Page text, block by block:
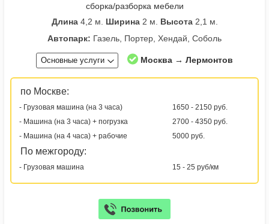
сборка/разборка мебели
Длина4,2 м. Ширина2 м. Высота2,1 м.
Автопарк: Газель, Портер, Хендай, Соболь
Основные услуги Москва → Лермонтов
по Москве:
- Грузовая машина (на 3 часа)
1650 - 2150 руб.
- Машина (на 3 часа) + погрузка
2700 - 4350 руб.
- Машина (на 4 часа) + рабочие
5000 руб.
По межгороду:
- Грузовая машина 15 - 25 руб/км